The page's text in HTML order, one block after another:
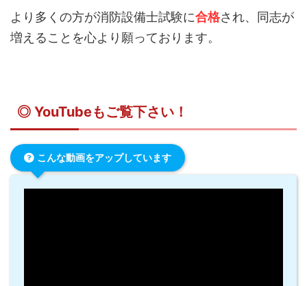
より多くの方が消防設備士試験に合格され、同志が
増えることを心より願っております。
◎ YouTubeもご覧下さい！
こんな動画をアップしています